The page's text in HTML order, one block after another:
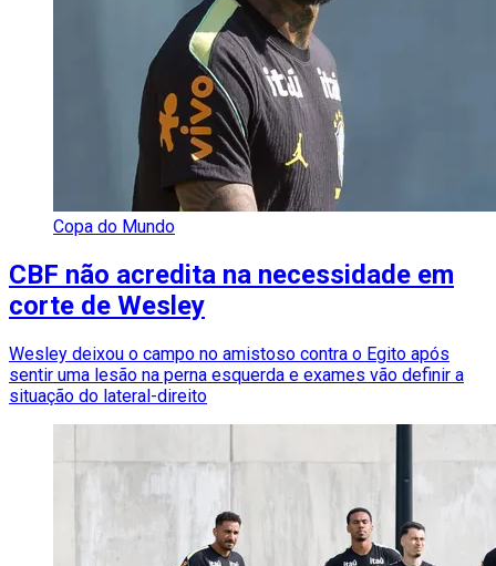
Copa do Mundo
CBF não acredita na necessidade em
corte de Wesley
Wesley deixou o campo no amistoso contra o Egito após
sentir uma lesão na perna esquerda e exames vão definir a
situação do lateral-direito